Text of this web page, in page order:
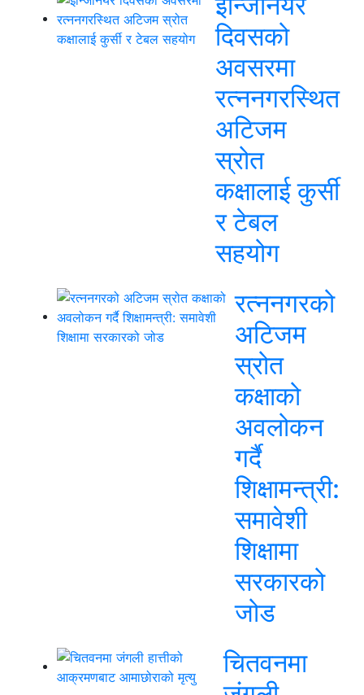
दिवसको
अवसरमा
रत्ननगरस्थित
अटिजम
स्रोत
कक्षालाई कुर्सी
र टेबल
सहयोग
रत्ननगरको
अटिजम
स्रोत
कक्षाको
अवलोकन
गर्दै
शिक्षामन्त्री:
समावेशी
शिक्षामा
सरकारको
जोड
चितवनमा